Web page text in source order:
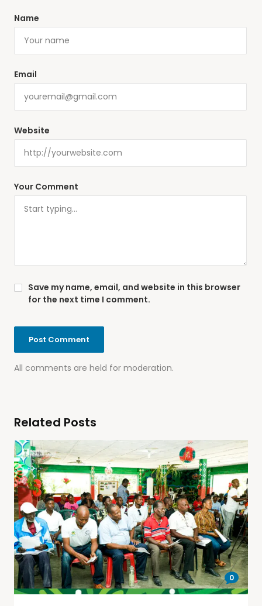
Your Comment
All comments are held for moderation.
Name
Email
Website
Save my name, email, and website in this browser
for the next time I comment.
Related Posts
0